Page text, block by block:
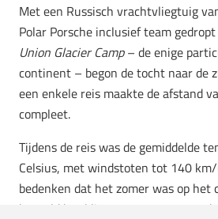
Met een Russisch vrachtvliegtuig
Polar Porsche inclusief team
Union Glacier Camp– de enige
continent – begon de tocht naar de
een enkele reis maakte de afstand
compleet.
Tijdens de reis was de gemiddelde
Celsius, met windstoten tot 140
bedenken dat het zomer was op
bepaald het klimaat voor een